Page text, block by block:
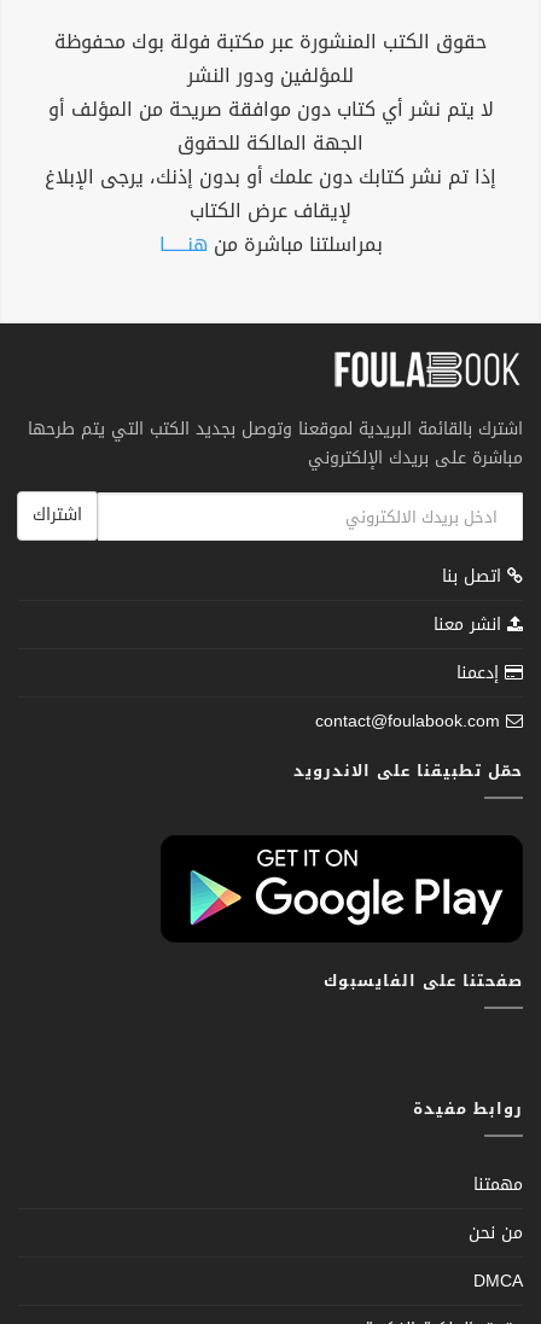
حقوق الكتب المنشورة عبر مكتبة فولة بوك محفوظة
للمؤلفين ودور النشر
لا يتم نشر أي كتاب دون موافقة صريحة من المؤلف أو
الجهة المالكة للحقوق
إذا تم نشر كتابك دون علمك أو بدون إذنك، يرجى الإبلاغ
لإيقاف عرض الكتاب
بمراسلتنا مباشرة من هنــــــا
اشترك بالقائمة البريدية لموقعنا وتوصل بجديد الكتب التي يتم طرحها
مباشرة على بريدك الإلكتروني
اشتراك
اتصل بنا
انشر معنا
إدعمنا
contact@foulabook.com
حمّل تطبيقنا على الاندرويد
صفحتنا على الفايسبوك
روابط مفيدة
مهمتنا
من نحن
DMCA